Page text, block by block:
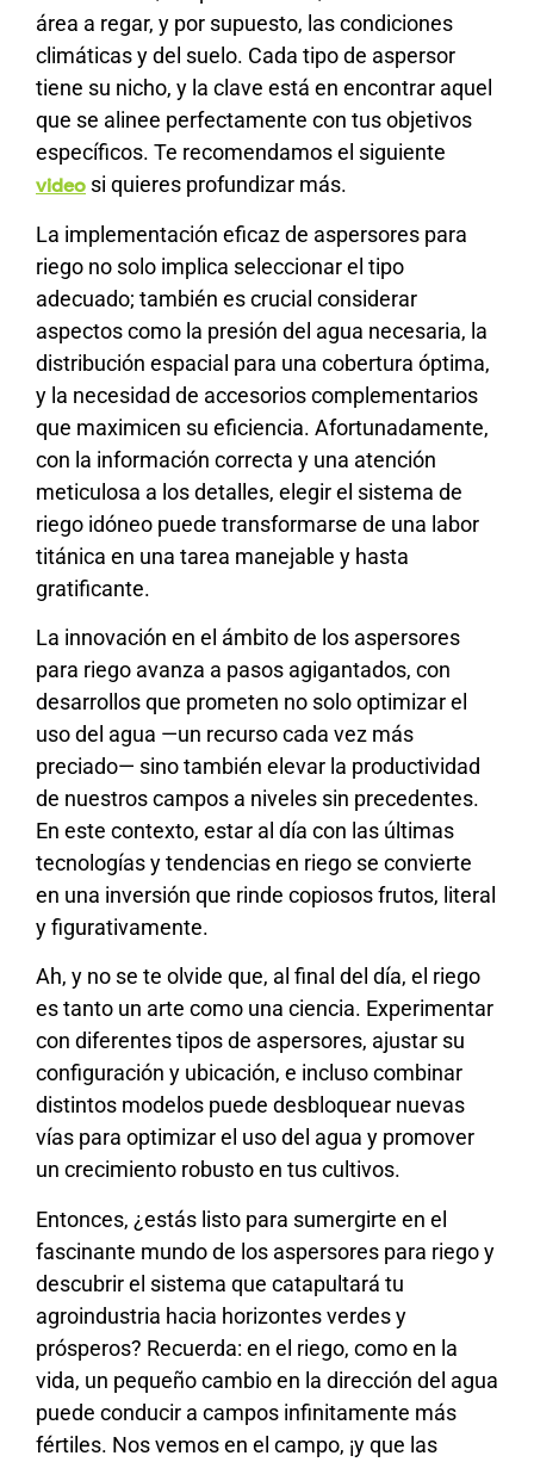
área a regar, y por supuesto, las condiciones
climáticas y del suelo. Cada tipo de aspersor
tiene su nicho, y la clave está en encontrar aquel
que se alinee perfectamente con tus objetivos
específicos. Te recomendamos el siguiente
video si quieres profundizar más.
La implementación eficaz de aspersores para
riego no solo implica seleccionar el tipo
adecuado; también es crucial considerar
aspectos como la presión del agua necesaria, la
distribución espacial para una cobertura óptima,
y la necesidad de accesorios complementarios
que maximicen su eficiencia. Afortunadamente,
con la información correcta y una atención
meticulosa a los detalles, elegir el sistema de
riego idóneo puede transformarse de una labor
titánica en una tarea manejable y hasta
gratificante.
La innovación en el ámbito de los aspersores
para riego avanza a pasos agigantados, con
desarrollos que prometen no solo optimizar el
uso del agua —un recurso cada vez más
preciado— sino también elevar la productividad
de nuestros campos a niveles sin precedentes.
En este contexto, estar al día con las últimas
tecnologías y tendencias en riego se convierte
en una inversión que rinde copiosos frutos, literal
y figurativamente.
Ah, y no se te olvide que, al final del día, el riego
es tanto un arte como una ciencia. Experimentar
con diferentes tipos de aspersores, ajustar su
configuración y ubicación, e incluso combinar
distintos modelos puede desbloquear nuevas
vías para optimizar el uso del agua y promover
un crecimiento robusto en tus cultivos.
Entonces, ¿estás listo para sumergirte en el
fascinante mundo de los aspersores para riego y
descubrir el sistema que catapultará tu
agroindustria hacia horizontes verdes y
prósperos? Recuerda: en el riego, como en la
vida, un pequeño cambio en la dirección del agua
puede conducir a campos infinitamente más
fértiles. Nos vemos en el campo, ¡y que las